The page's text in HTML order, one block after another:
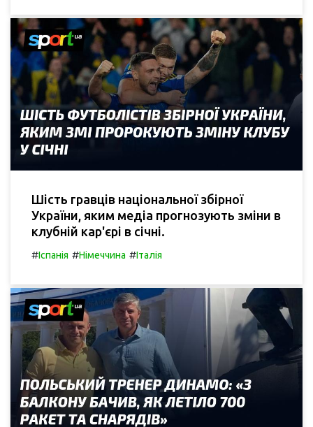
Шість гравців національної збірної
України, яким медіа прогнозують зміни в
клубній кар'єрі в січні.
#Іспанія #Німеччина #Італія